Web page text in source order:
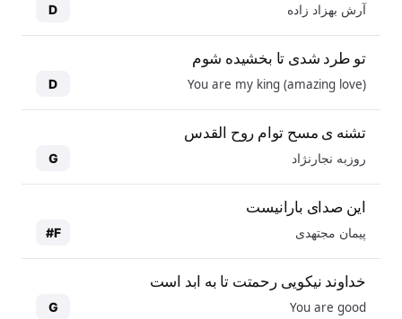
آرش بهزاد زاده D
تو طرد شدی تا بخشیده شوم
You are my king (amazing love)
D
تشنه ی مسح توام روح القدس
روزبه نجارنژاد G
این صدای بارانیست
پیمان مجتهدی F#
خداوند نیکویی رحمتت تا به ابد است
You are good
G